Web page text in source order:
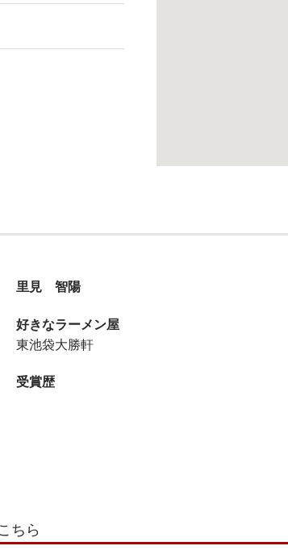
里見 智陽
好きなラーメン屋
東池袋大勝軒
受賞歴
ちら